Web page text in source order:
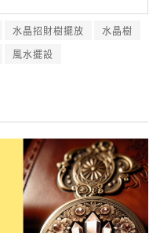
水晶招財樹擺放
水晶樹
風水擺設